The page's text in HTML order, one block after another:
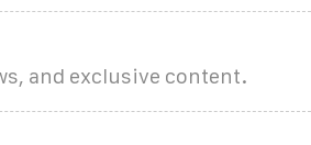
and exclusive content.